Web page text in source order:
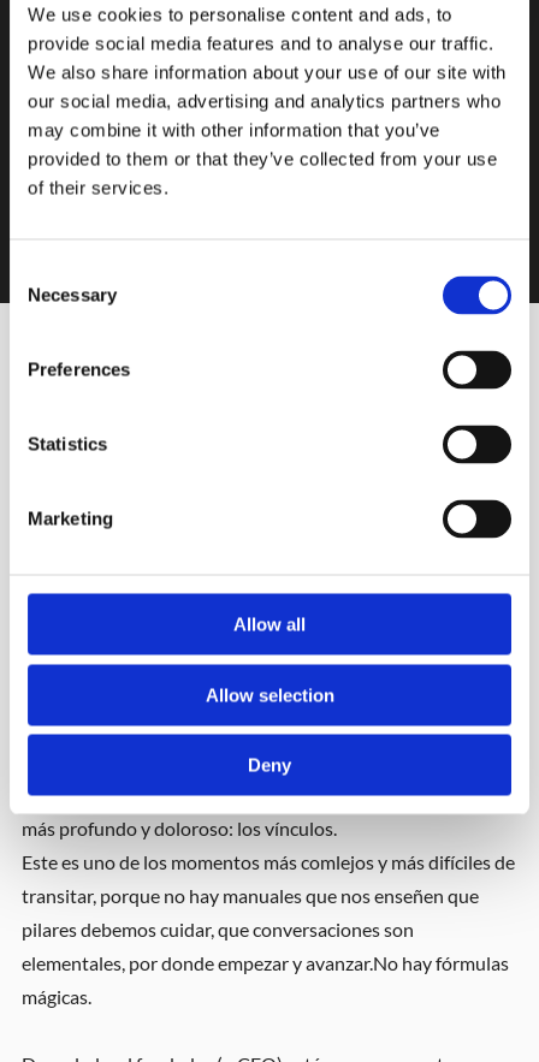
We use cookies to personalise content and ads, to
provide social media features and to analyse our traffic.
We also share information about your use of our site with
our social media, advertising and analytics partners who
may combine it with other information that you’ve
provided to them or that they’ve collected from your use
of their services.
Selection
Necessary
Preferences
Statistics
Marketing
Allow all
Allow selection
Deny
Hay una escena que se repite en casi todas las empresas
El padre —fundador, alma, mito— cumple su ciclo y llega el
El hijo —o la hija— espera su lugar. Pero ese momento no
Entre los dos, un negocio que no entiende de egos y
empieza a resquebrajarse.
Los números son crudos: solo una de cada tres empresas
familiares sobrevive a la segunda generación. Y lo que más
me interesa, como consultora, es
es un problema del negocio. Lo que se daña es algo mucho
más profundo y doloroso: los vínculos.
Este es uno de los momentos más comlejos y más difíciles de
transitar, porque no hay manuales que nos enseñen que
pilares debemos cuidar, que conversaciones son
elementales, por donde empezar y avanzar.No hay fórmulas
mágicas.